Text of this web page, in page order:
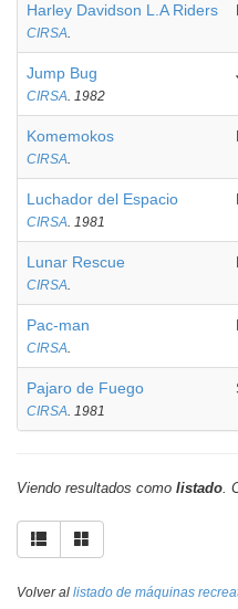
Harley Davidson L.A Riders
CIRSA.
Jump Bug
CIRSA. 1982
Komemokos
CIRSA.
Luchador del Espacio
CIRSA. 1981
Lunar Rescue
CIRSA.
Pac-man
CIRSA.
Pajaro de Fuego
CIRSA. 1981
Viendo resultados como listado.
Volver al listado de máquinas